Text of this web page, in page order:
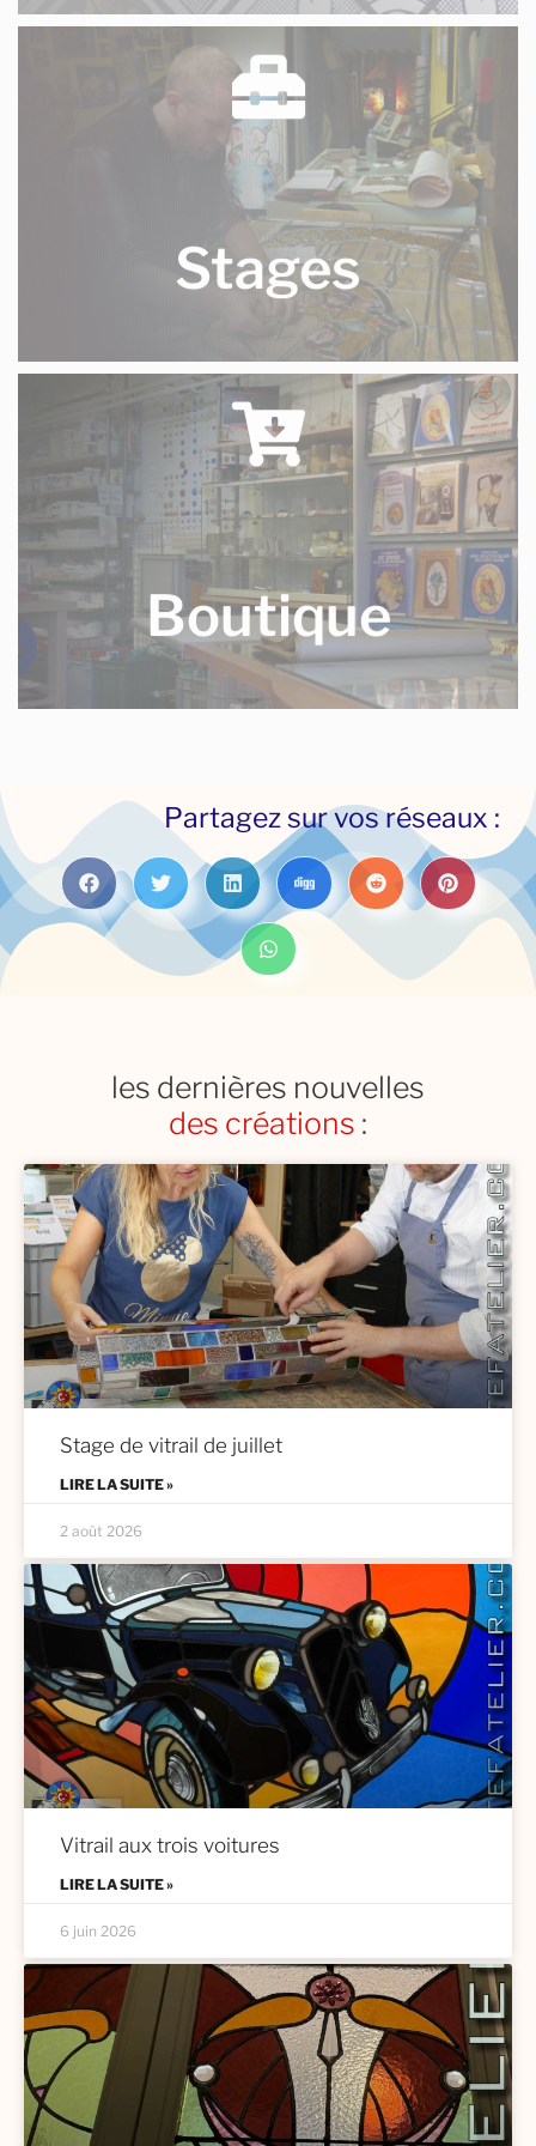
Stages
Stages
nous organisons des stages de fabrication de vitraux
traditionnels au plomb et d'émaillage sur verre
plus d'infos ici
Boutique
Boutique en ligne
vente de matériel, de verre & d'outillage pour - le vitrail
au plomb - le vitrail tiffany - le fusing - la mosaïque ...
plus d'infos ici
Partagez sur vos réseaux :
les dernières nouvelles
des créations
des restaurations
Stage de vitrail de juillet
LIRE LA SUITE »
2 août 2026
Vitrail aux trois voitures
LIRE LA SUITE »
6 juin 2026